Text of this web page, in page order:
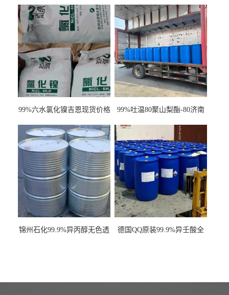
99%六水氯化镍吉恩现货价格
99%吐温80聚山梨酯-80济南
锦州石化99.9%异丙醇无色透
德国QQ原装99.9%异壬酸全